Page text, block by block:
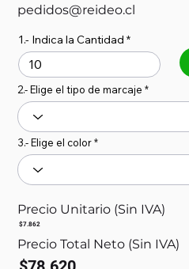
pedidos@reideo.cl
1.- Indica la Cantidad
2.- Elige el tipo de marcaje
3.- Elige el color
Precio Unitario (Sin IVA)
$7.862
Precio Total Neto (Sin IVA)